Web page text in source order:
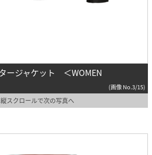
ージャケット ＜WOMEN
(画像 No.3/15)
縦スクロールで次の写真へ